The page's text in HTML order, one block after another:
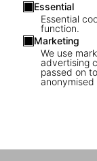
Essential
Essential
function.
Marketing
We use
advertising
passed on